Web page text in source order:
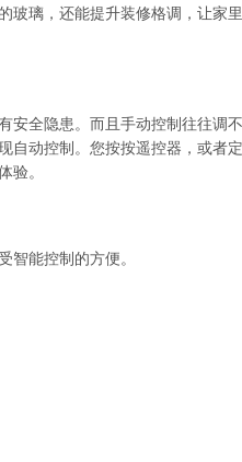
玻璃，还能提升装修格调，让家
安全隐患。而且手动控制往往调
自动控制。您按按遥控器，或者
验。
智能控制的方便。